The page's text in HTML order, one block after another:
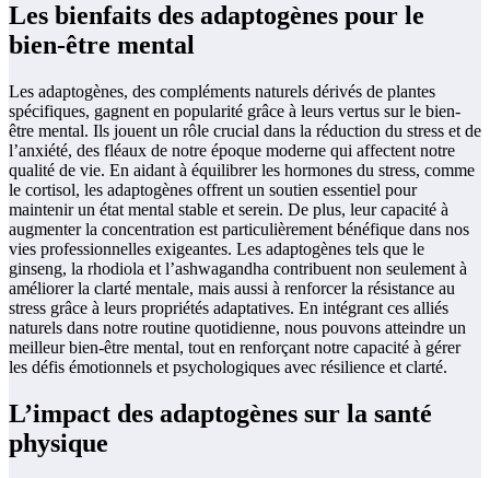
Les bienfaits des adaptogènes pour le
bien-être mental
Les adaptogènes, des compléments naturels dérivés de plantes
spécifiques, gagnent en popularité grâce à leurs vertus sur le bien-
être mental. Ils jouent un rôle crucial dans la réduction du stress et de
l’anxiété, des fléaux de notre époque moderne qui affectent notre
qualité de vie. En aidant à équilibrer les hormones du stress, comme
le cortisol, les adaptogènes offrent un soutien essentiel pour
maintenir un état mental stable et serein. De plus, leur capacité à
augmenter la concentration est particulièrement bénéfique dans nos
vies professionnelles exigeantes. Les adaptogènes tels que le
ginseng, la rhodiola et l’ashwagandha contribuent non seulement à
améliorer la clarté mentale, mais aussi à renforcer la résistance au
stress grâce à leurs propriétés adaptatives. En intégrant ces alliés
naturels dans notre routine quotidienne, nous pouvons atteindre un
meilleur bien-être mental, tout en renforçant notre capacité à gérer
les défis émotionnels et psychologiques avec résilience et clarté.
L’impact des adaptogènes sur la santé
physique